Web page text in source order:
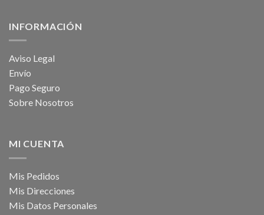
INFORMACIÓN
Aviso Legal
Envío
Pago Seguro
Sobre Nosotros
MI CUENTA
Mis Pedidos
Mis Direcciones
Mis Datos Personales